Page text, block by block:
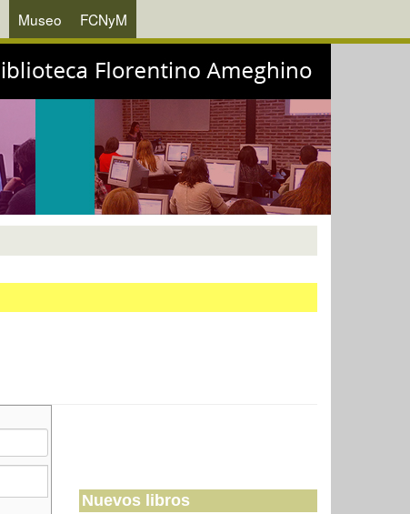
Museo FCNyM
Nuevos libros